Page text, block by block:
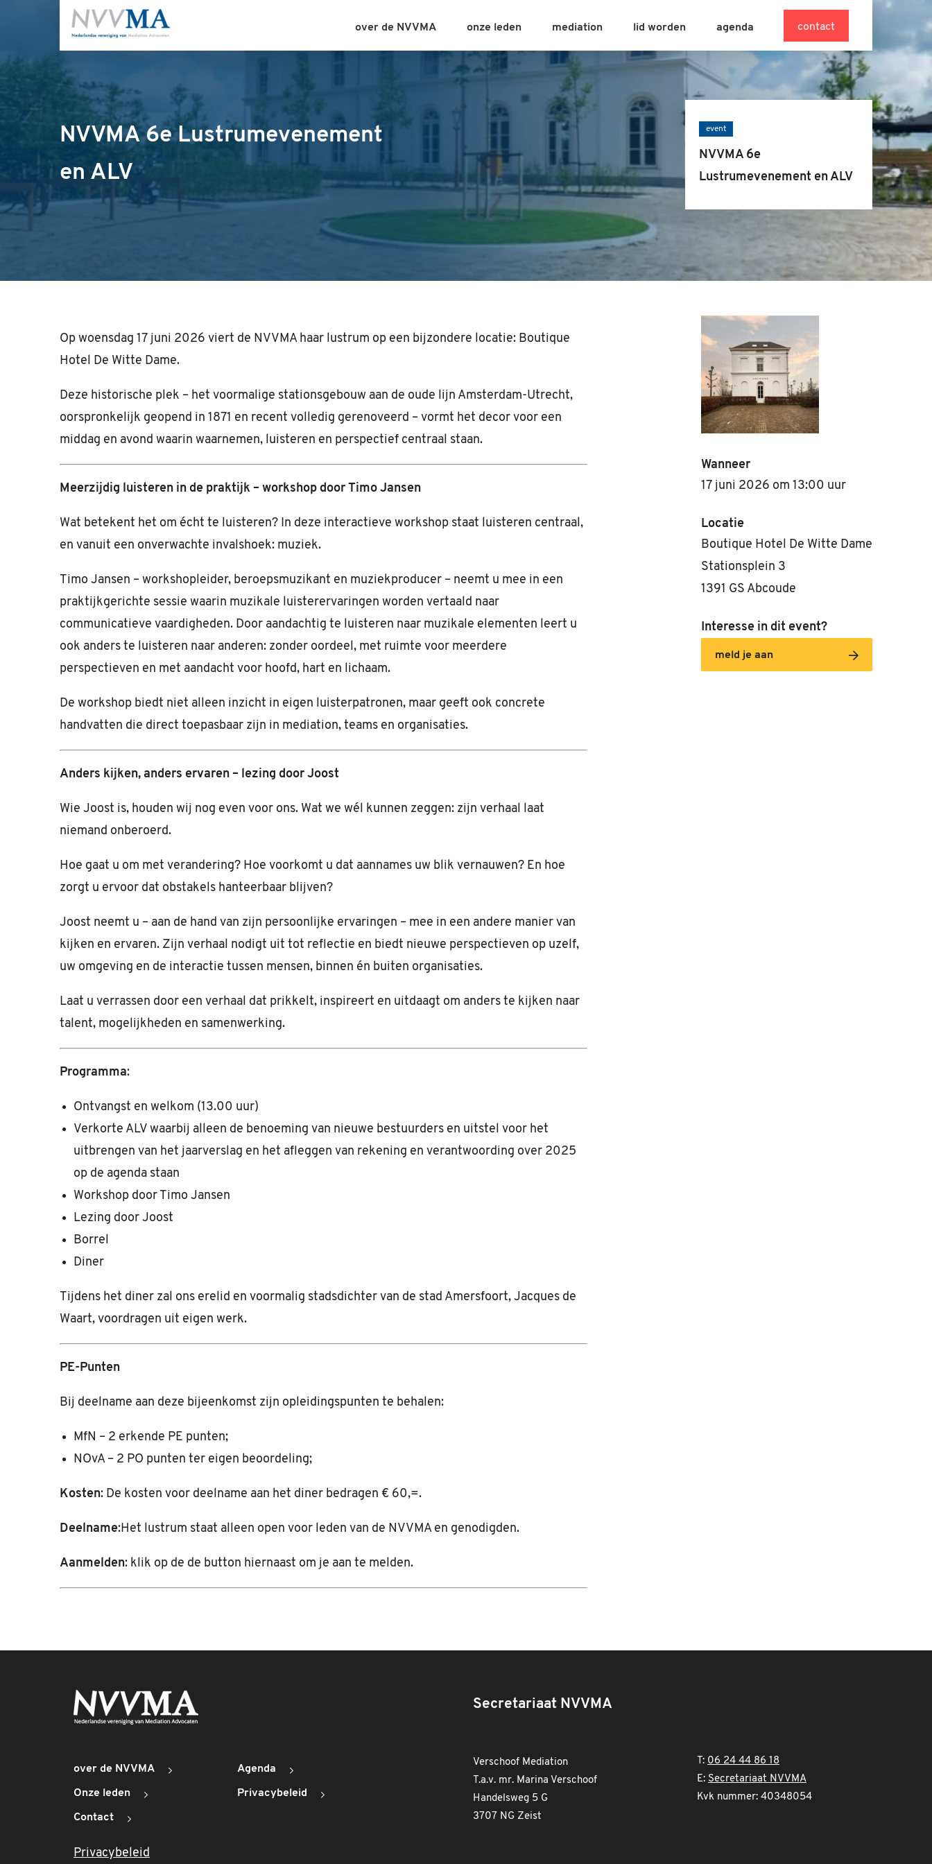
over de NVVMA onze leden mediation lid worden agenda contact
NVVMA 6e Lustrumevenement
en ALV
event
NVVMA 6e
Lustrumevenement en ALV
Op woensdag 17 juni 2026 viert de NVVMA haar lustrum op een bijzondere locatie: Boutique
Hotel De Witte Dame.
Deze historische plek – het voormalige stationsgebouw aan de oude lijn Amsterdam-Utrecht,
oorspronkelijk geopend in 1871 en recent volledig gerenoveerd – vormt het decor voor een
middag en avond waarin waarnemen, luisteren en perspectief centraal staan.
Meerzijdig luisteren in de praktijk – workshop door Timo Jansen
Wat betekent het om écht te luisteren? In deze interactieve workshop staat luisteren centraal,
en vanuit een onverwachte invalshoek: muziek.
Timo Jansen – workshopleider, beroepsmuzikant en muziekproducer – neemt u mee in een
praktijkgerichte sessie waarin muzikale luisterervaringen worden vertaald naar
communicatieve vaardigheden. Door aandachtig te luisteren naar muzikale elementen leert u
ook anders te luisteren naar anderen: zonder oordeel, met ruimte voor meerdere
perspectieven en met aandacht voor hoofd, hart en lichaam.
De workshop biedt niet alleen inzicht in eigen luisterpatronen, maar geeft ook concrete
handvatten die direct toepasbaar zijn in mediation, teams en organisaties.
Anders kijken, anders ervaren – lezing door Joost
Wie Joost is, houden wij nog even voor ons. Wat we wél kunnen zeggen: zijn verhaal laat
niemand onberoerd.
Hoe gaat u om met verandering? Hoe voorkomt u dat aannames uw blik vernauwen? En hoe
zorgt u ervoor dat obstakels hanteerbaar blijven?
Joost neemt u – aan de hand van zijn persoonlijke ervaringen – mee in een andere manier van
kijken en ervaren. Zijn verhaal nodigt uit tot reflectie en biedt nieuwe perspectieven op uzelf,
uw omgeving en de interactie tussen mensen, binnen én buiten organisaties.
Laat u verrassen door een verhaal dat prikkelt, inspireert en uitdaagt om anders te kijken naar
talent, mogelijkheden en samenwerking.
Programma:
Ontvangst en welkom (13.00 uur)
Verkorte ALV waarbij alleen de benoeming van nieuwe bestuurders en uitstel voor het
uitbrengen van het jaarverslag en het afleggen van rekening en verantwoording over 2025
op de agenda staan
Workshop door Timo Jansen
Lezing door Joost
Borrel
Diner
Tijdens het diner zal ons erelid en voormalig stadsdichter van de stad Amersfoort, Jacques de
Waart, voordragen uit eigen werk.
PE-Punten
Bij deelname aan deze bijeenkomst zijn opleidingspunten te behalen:
MfN – 2 erkende PE punten;
NOvA – 2 PO punten ter eigen beoordeling;
Kosten: De kosten voor deelname aan het diner bedragen € 60,=.
Deelname:Het lustrum staat alleen open voor leden van de NVVMA en genodigden.
Aanmelden: klik op de de button hiernaast om je aan te melden.
Wanneer
17 juni 2026 om 13:00 uur
Locatie
Boutique Hotel De Witte Dame
Stationsplein 3
1391 GS Abcoude
Interesse in dit event?
meld je aan
over de NVVMA Agenda
Onze leden Privacybeleid
Contact
Secretariaat NVVMA
Verschoof Mediation
T.a.v. mr. Marina Verschoof
Handelsweg 5 G
3707 NG Zeist
T: 06 24 44 86 18
E: Secretariaat NVVMA
Kvk nummer: 40348054
Privacybeleid